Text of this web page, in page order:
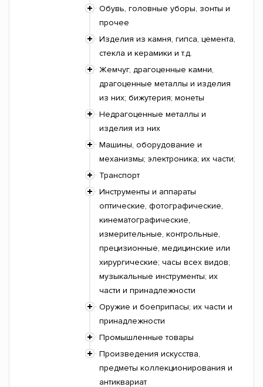
Обувь, головные уборы, зонты и
прочее
Изделия из камня, гипса, цемента,
стекла и керамики и т.д.
Жемчуг, драгоценные камни,
драгоценные металлы и изделия
из них; бижутерия; монеты
Недрагоценные металлы и
изделия из них
Машины, оборудование и
механизмы; электроника; их части;
Транспорт
Инструменты и аппараты
оптические, фотографические,
кинематографические,
измерительные, контрольные,
прецизионные, медицинские или
хирургические; часы всех видов;
музыкальные инструменты; их
части и принадлежности
Оружие и боеприпасы; их части и
принадлежности
Промышленные товары
Произведения искусства,
предметы коллекционирования и
антиквариат